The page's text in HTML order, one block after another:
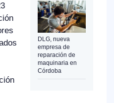
DLG, nueva
empresa de
reparación de
maquinaria en
Córdoba